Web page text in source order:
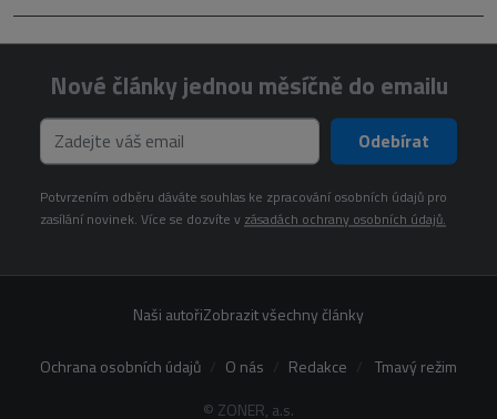
Nové články jednou měsíčně do emailu
Odebírat
Potvrzením odběru dáváte souhlas ke zpracování osobních údajů pro
zasílání novinek. Více se dozvíte v zásadách ochrany osobních údajů.
Naši autořiZobrazit všechny články
© ZONER, a.s.
Ochrana osobních údajů O nás Redakce Tmavý režim